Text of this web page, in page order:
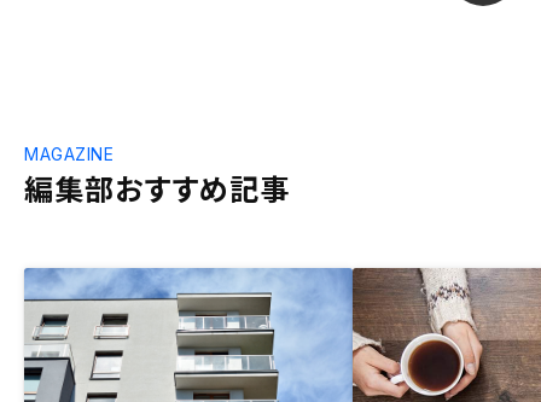
編集部おすすめ記事
MAGAZINE